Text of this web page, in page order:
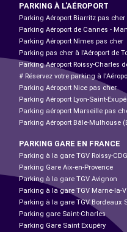
PARKING À L'AÉROPORT
Parking Aéroport Biarritz pas cher
Parking Aéroport de Cannes -
Parking Aéroport Nîmes pas cher
Parking pas cher à l’Aéroport de
Parking Aéroport Roissy-Charles
# Réservez votre parking à
Parking Aéroport Nice pas cher
Parking Aéroport Lyon-Saint-
Parking aéroport Marseille pas
Parking Aéroport Bâle-Mulhouse
PARKING GARE EN FRANCE
Parking à la gare TGV Roissy-CDG
Parking Gare Aix-en-Provence
Parking à la gare TGV Avignon
Parking à la gare TGV Marne-la-
Parking à la gare TGV Bordeaux
Parking gare Saint-Charles
Parking Gare Saint Exupéry